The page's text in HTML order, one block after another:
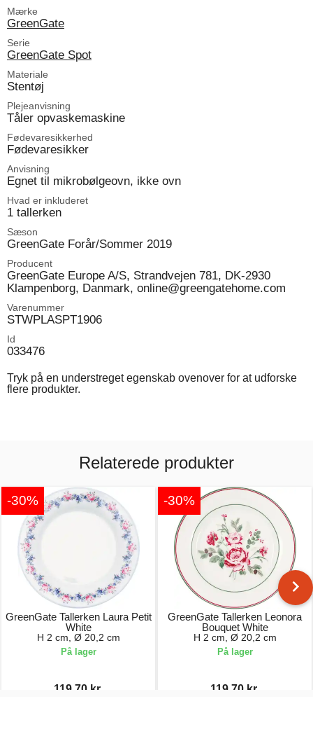
Mærke
GreenGate
Serie
GreenGate Spot
Materiale
Stentøj
Plejeanvisning
Tåler opvaskemaskine
Fødevaresikkerhed
Fødevaresikker
Anvisning
Egnet til mikrobølgeovn, ikke ovn
Hvad er inkluderet
1 tallerken
Sæson
GreenGate Forår/Sommer 2019
Producent
GreenGate Europe A/S, Strandvejen 781, DK-2930
Klampenborg, Danmark, online@greengatehome.com
Varenummer
STWPLASPT1906
Id
033476
Tryk på en understreget egenskab ovenover for at udforske
flere produkter.
Relaterede produkter
-30%
GreenGate Tallerken Laura Petit
White
H 2 cm, Ø 20,2 cm
På lager
119,70 kr.
-30%
GreenGate Tallerken Leonora
Bouquet White
H 2 cm, Ø 20,2 cm
På lager
119,70 kr.